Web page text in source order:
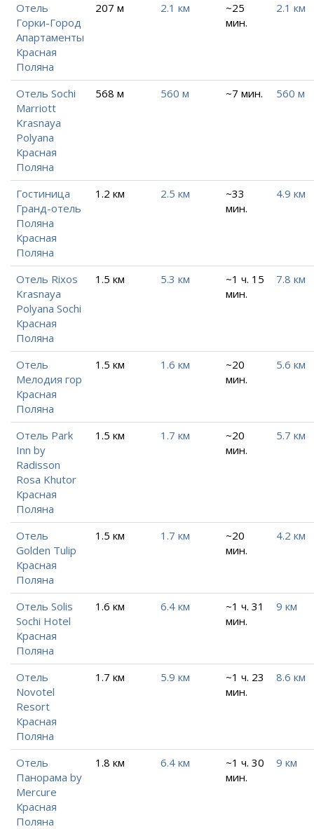
Отель
Горки-Город
Апартаменты
Красная
Поляна
207 м 2.1 км
~25
мин.
2.1 км
Отель Sochi
Marriott
Krasnaya
Polyana
Красная
Поляна
568 м 560 м ~7 мин. 560 м
Гостиница
Гранд-отель
Поляна
Красная
Поляна
1.2 км 2.5 км
~33
мин.
4.9 км
Отель Rixos
Krasnaya
Polyana Sochi
Красная
Поляна
1.5 км 5.3 км
~1 ч. 15
мин.
7.8 км
Отель
Мелодия гор
Красная
Поляна
1.5 км 1.6 км
~20
мин.
5.6 км
Отель Park
Inn by
Radisson
Rosa Khutor
Красная
Поляна
1.5 км 1.7 км
~20
мин.
5.7 км
Отель
Golden Tulip
Красная
Поляна
1.5 км 1.7 км
~20
мин.
4.2 км
Отель Solis
Sochi Hotel
Красная
Поляна
1.6 км 6.4 км
~1 ч. 31
мин.
9 км
Отель
Novotel
Resort
Красная
Поляна
1.7 км 5.9 км
~1 ч. 23
мин.
8.6 км
Отель
Панорама by
Mercure
Красная
Поляна
1.8 км 6.4 км
~1 ч. 30
мин.
9 км